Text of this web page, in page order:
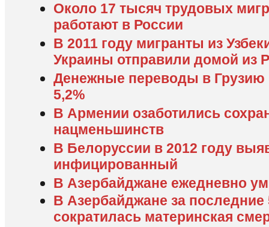
Около 17 тысяч трудовых
работают в России
В 2011 году мигранты из
Украины отправили домой из
Денежные переводы в Грузию
5,2%
В Армении озаботились
нацменьшинств
В Белоруссии в 2012 году
инфицированный
В Азербайджане ежедневно
В Азербайджане за последние
сократилась материнская